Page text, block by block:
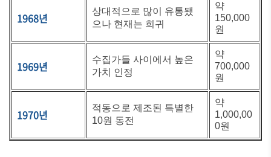
1968년
상대적으로 많이 유통됐
으나 현재는 희귀
약
150,000
원
1969년
수집가들 사이에서 높은
가치 인정
약
700,000
원
1970년
적동으로 제조된 특별한
10원 동전
약
1,000,00
0원